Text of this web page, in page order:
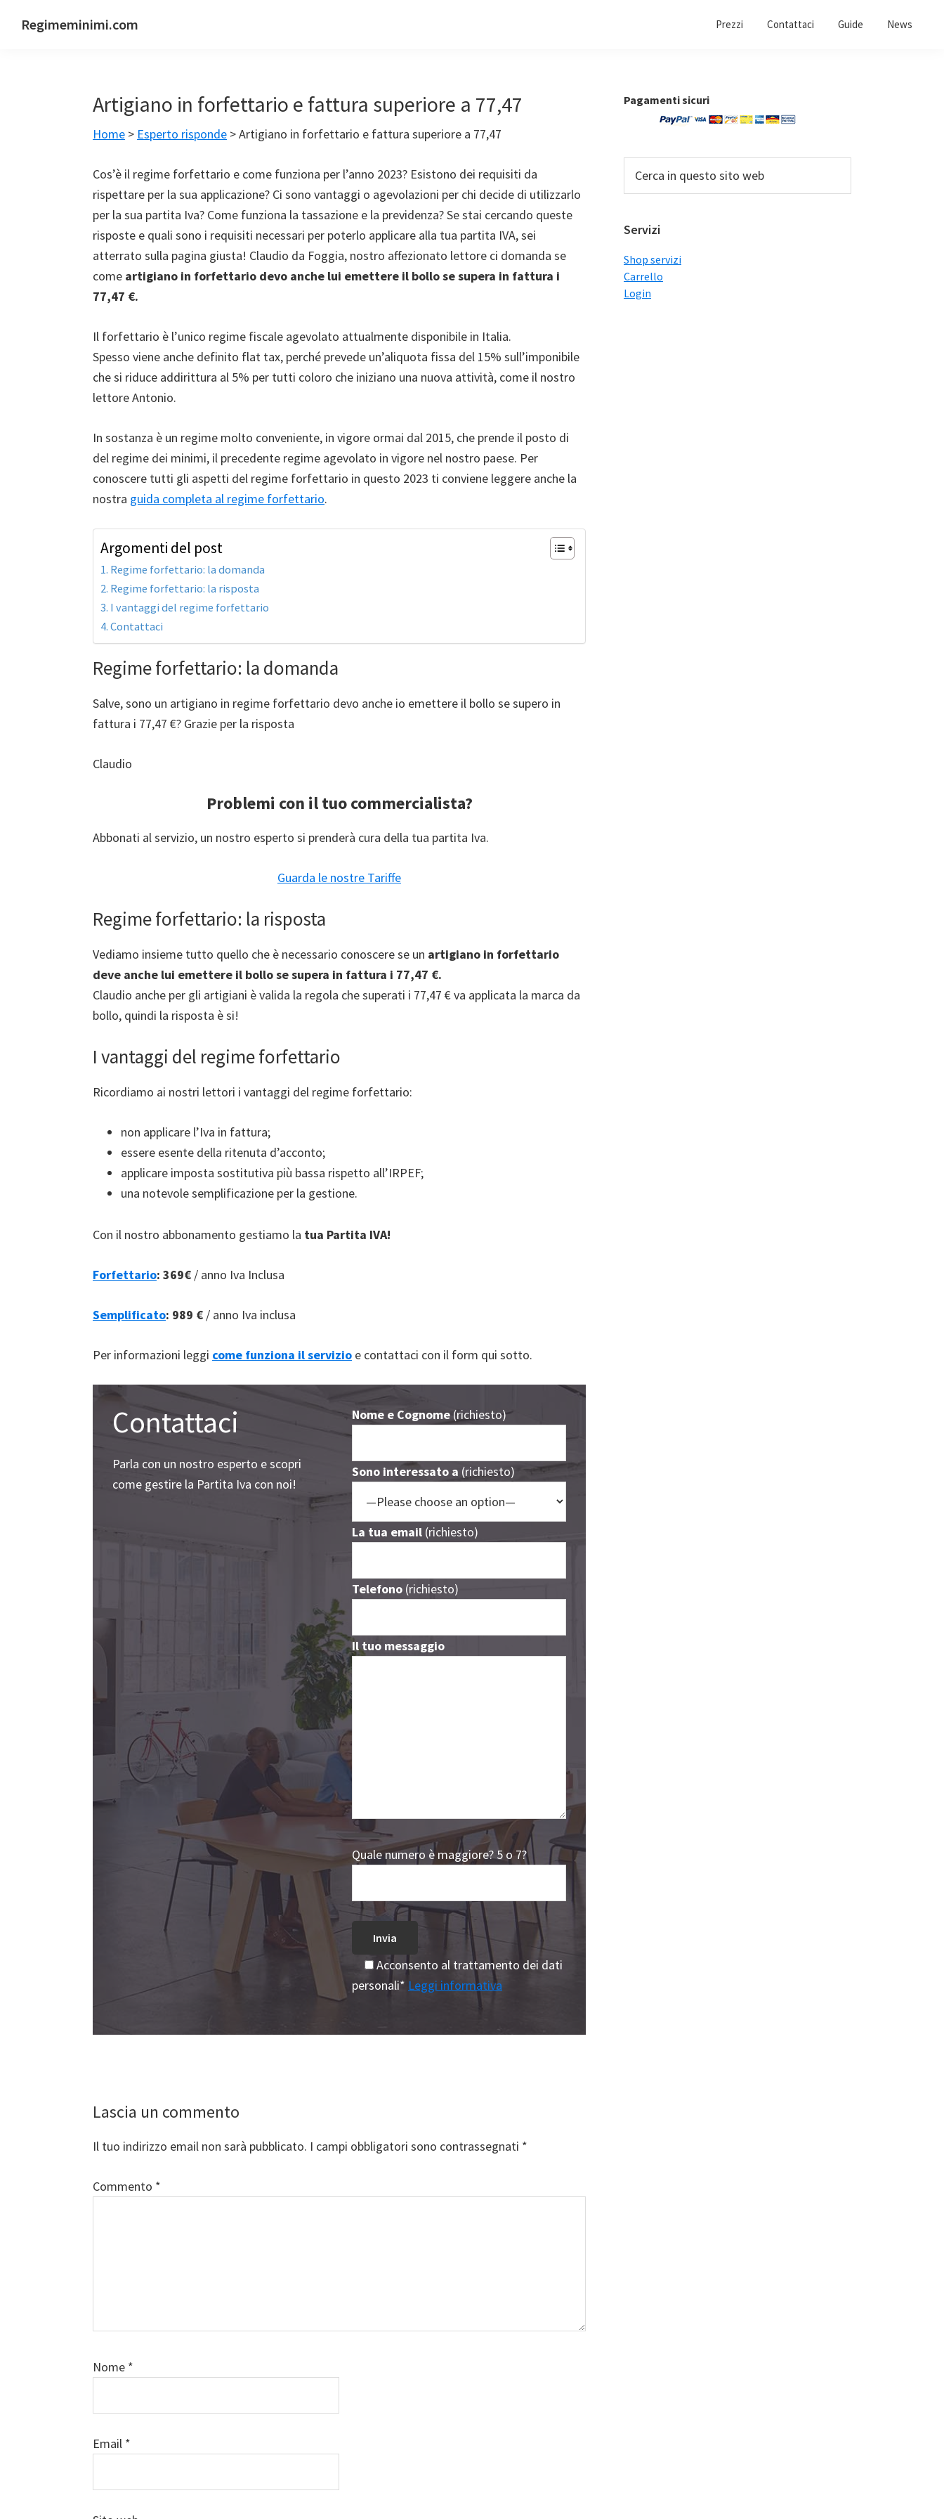
Regimeminimi.com Prezzi Contattaci Guide News
Artigiano in forfettario e fattura superiore a 77,47
Home > Esperto risponde >Artigiano in forfettario e fattura superiore a 77,47
Cos’è il regime forfettario e come funziona per l’anno 2023? Esistono dei requisiti da
rispettare per la sua applicazione? Ci sono vantaggi o agevolazioni per chi decide di utilizzarlo
per la sua partita Iva? Come funziona la tassazione e la previdenza? Se stai cercando queste
risposte e quali sono i requisiti necessari per poterlo applicare alla tua partita IVA, sei
atterrato sulla pagina giusta! Claudio da Foggia, nostro affezionato lettore ci domanda se
come artigiano in forfettario devo anche lui emettere il bollo se supera in fattura i
77,47 €.
Il forfettario è l’unico regime fiscale agevolato attualmente disponibile in Italia.
Spesso viene anche definito flat tax, perché prevede un’aliquota fissa del 15% sull’imponibile
che si riduce addirittura al 5% per tutti coloro che iniziano una nuova attività, come il nostro
lettore Antonio.
In sostanza è un regime molto conveniente, in vigore ormai dal 2015, che prende il posto di
del regime dei minimi, il precedente regime agevolato in vigore nel nostro paese. Per
conoscere tutti gli aspetti del regime forfettario in questo 2023 ti conviene leggere anche la
nostra guida completa al regime forfettario.
Argomenti del post
Regime forfettario: la domanda
Regime forfettario: la risposta
I vantaggi del regime forfettario
Contattaci
Regime forfettario: la domanda
Salve, sono un artigiano in regime forfettario devo anche io emettere il bollo se supero in
fattura i 77,47 €? Grazie per la risposta
Claudio
Problemi con il tuo commercialista?
Abbonati al servizio, un nostro esperto si prenderà cura della tua partita Iva.
Guarda le nostre Tariffe
Regime forfettario: la risposta
Vediamo insieme tutto quello che è necessario conoscere se un artigiano in forfettario
deve anche lui emettere il bollo se supera in fattura i 77,47 €.
Claudio anche per gli artigiani è valida la regola che superati i 77,47 € va applicata la marca da
bollo, quindi la risposta è si!
I vantaggi del regime forfettario
Ricordiamo ai nostri lettori i vantaggi del regime forfettario:
non applicare l’Iva in fattura;
essere esente della ritenuta d’acconto;
applicare imposta sostitutiva più bassa rispetto all’IRPEF;
una notevole semplificazione per la gestione.
Con il nostro abbonamento gestiamo la tua Partita IVA!
Forfettario: 369€ / anno Iva Inclusa
Semplificato: 989 € / anno Iva inclusa
Per informazioni leggi come funziona il servizio e contattaci con il form qui sotto.
Contattaci
Parla con un nostro esperto e scopri
come gestire la Partita Iva con noi!
Nome e Cognome (richiesto)
Sono interessato a (richiesto)
La tua email (richiesto)
Telefono (richiesto)
Il tuo messaggio
Quale numero è maggiore? 5 o 7?
Acconsento al trattamento dei dati
personali* Leggi informativa
Interazioni
del
lettore
Lascia un commento
Il tuo indirizzo email non sarà pubblicato. I campi obbligatori sono contrassegnati *
Commento *
Nome *
Email *
Barra
laterale
Pagamenti sicuri
web
Servizi
Shop servizi
Carrello
Login